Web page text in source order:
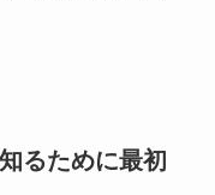
るために最初